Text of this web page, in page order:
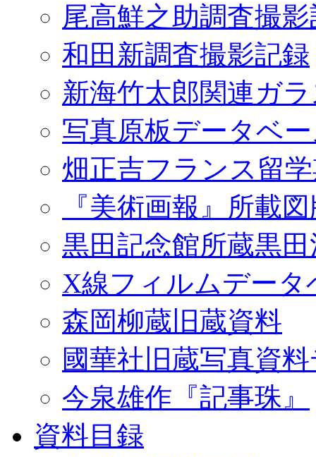
尾高鮮之助調査撮
和田新調査撮影記録
新海竹太郎関連ガ
写真原板データベ
畑正吉フランス留
『美術画報』所載
黒田記念館所蔵黒
X線フィルムデータ
森岡柳蔵旧蔵資料
國華社旧蔵写真資
今泉雄作『記事珠』
資料目録